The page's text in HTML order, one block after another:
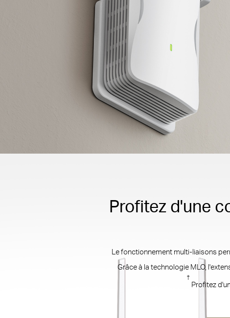
Profitez d'une
Le fonctionnement multi-liaisons
Grâce à la technologie MLO,
†
Profitez